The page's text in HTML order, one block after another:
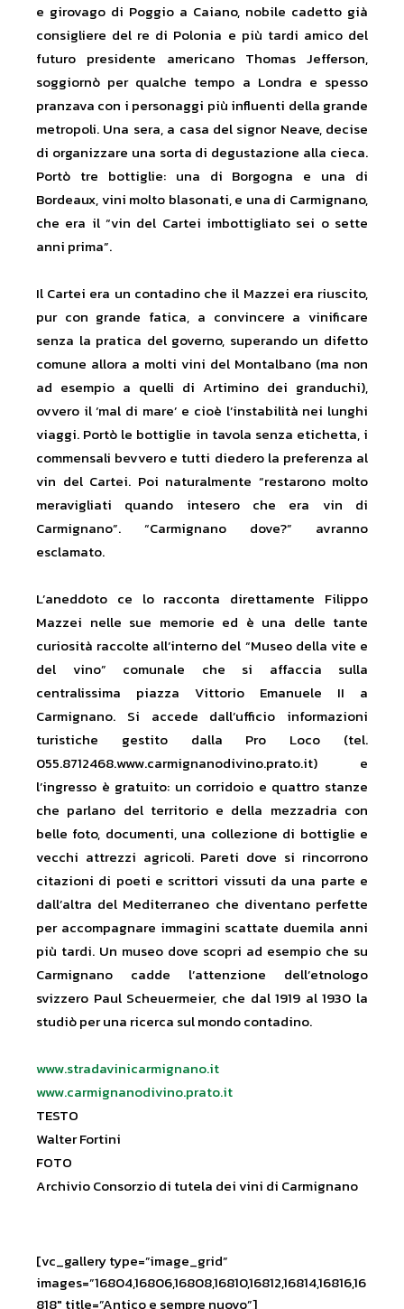
e girovago di Poggio a Caiano, nobile cadetto già
consigliere del re di Polonia e più tardi amico del
futuro presidente americano Thomas Jefferson,
soggiornò per qualche tempo a Londra e spesso
pranzava con i personaggi più influenti della grande
metropoli. Una sera, a casa del signor Neave, decise
di organizzare una sorta di degustazione alla cieca.
Portò tre bottiglie: una di Borgogna e una di
Bordeaux, vini molto blasonati, e una di Carmignano,
che era il “vin del Cartei imbottigliato sei o sette
anni prima”.
Il Cartei era un contadino che il Mazzei era riuscito,
pur con grande fatica, a convincere a vinificare
senza la pratica del governo, superando un difetto
comune allora a molti vini del Montalbano (ma non
ad esempio a quelli di Artimino dei granduchi),
ovvero il ‘mal di mare’ e cioè l’instabilità nei lunghi
viaggi. Portò le bottiglie in tavola senza etichetta, i
commensali bevvero e tutti diedero la preferenza al
vin del Cartei. Poi naturalmente “restarono molto
meravigliati quando intesero che era vin di
Carmignano”. “Carmignano dove?” avranno
esclamato.
L’aneddoto ce lo racconta direttamente Filippo
Mazzei nelle sue memorie ed è una delle tante
curiosità raccolte all’interno del “Museo della vite e
del vino” comunale che si affaccia sulla
centralissima piazza Vittorio Emanuele II a
Carmignano. Si accede dall’ufficio informazioni
turistiche gestito dalla Pro Loco (tel.
055.8712468.www.carmignanodivino.prato.it) e
l’ingresso è gratuito: un corridoio e quattro stanze
che parlano del territorio e della mezzadria con
belle foto, documenti, una collezione di bottiglie e
vecchi attrezzi agricoli. Pareti dove si rincorrono
citazioni di poeti e scrittori vissuti da una parte e
dall’altra del Mediterraneo che diventano perfette
per accompagnare immagini scattate duemila anni
più tardi. Un museo dove scopri ad esempio che su
Carmignano cadde l’attenzione dell’etnologo
svizzero Paul Scheuermeier, che dal 1919 al 1930 la
studiò per una ricerca sul mondo contadino.
www.stradavinicarmignano.it
www.carmignanodivino.prato.it
TESTO
Walter Fortini
FOTO
Archivio Consorzio di tutela dei vini di Carmignano
[vc_gallery type=”image_grid”
images=”16804,16806,16808,16810,16812,16814,16816,16
818″ title=”Antico e sempre nuovo”]